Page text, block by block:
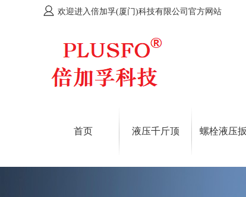
欢迎进入倍加孚(厦门)科技有限公司官方网站
首页 液压千斤顶 螺栓液压